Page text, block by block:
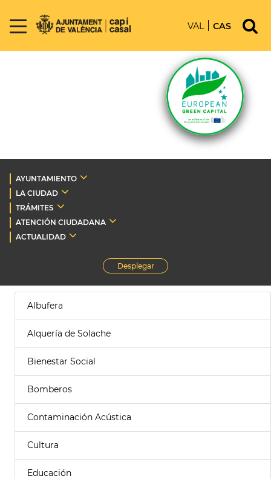
VAL CAS
AYUNTAMIENTO
LA CIUDAD
TRÁMITES
ATENCIÓN CIUDADANA
ACTUALIDAD
Desplegar
Albufera
Alquería de Solache
Bienestar Social
Bomberos
Contaminación Acústica
Cultura
Educación